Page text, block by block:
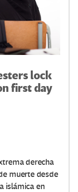
lock
first day
derecha
muerte desde
islámica en